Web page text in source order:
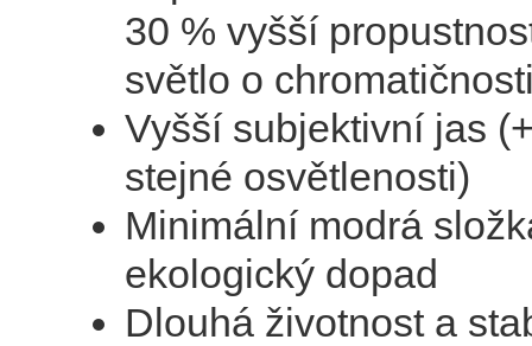
30 % vyšší
světlo o
Vyšší subjektivní jas
stejné osvětlenosti)
Minimální modrá
ekologický dopad
Dlouhá životnost a